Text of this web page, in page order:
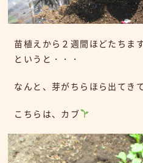
苗植えから２週間ほどたちま
というと・・・
なんと、芽がちらほら出てき
こちらは、カブ